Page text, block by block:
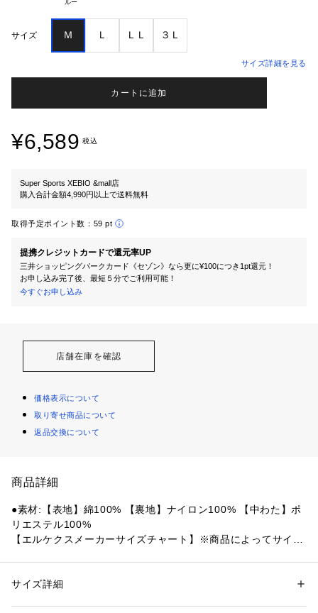
サイズ Ｍ Ｌ ＬＬ ３Ｌ
サイズ詳細を見る
カートに追加
¥6,589 税込
Super Sports XEBIO &mall店
購入合計金額4,990円以上で送料無料
取得予定ポイント数： 59 pt
提携クレジットカードで還元率UP
三井ショッピングパークカード《セゾン》なら更に¥100につき1pt還元！
お申し込み完了後、最短５分でご利用可能！
今すぐお申し込み
店舗在庫を確認
価格表示について
取り寄せ商品について
返品交換について
商品詳細
●素材:【表地】綿100% 【裏地】ナイロン100% 【中わた】ポ
リエステル100%
【エルケクスメーカーサイズチャート】※商品によってサイズ
イズ】胸囲93～99cm 身長172～178cm 【LL(XL)サイズ】胸
性別：メンズ
サイズ詳細